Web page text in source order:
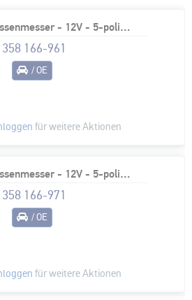
Luftmassenmesser - 12V - 5-polig - Rohrstutzen - mit Gehäuse
358 166-961
/ OE
für weitere Aktionen
Luftmassenmesser - 12V - 5-polig - Rohrstutzen - mit Gehäuse
358 166-971
/ OE
für weitere Aktionen